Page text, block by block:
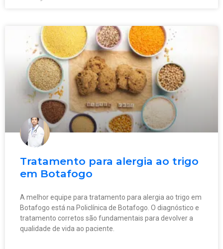
Tratamento para alergia ao trigo
em Botafogo
A melhor equipe para tratamento para alergia ao trigo em
Botafogo está na Policlínica de Botafogo. O diagnóstico e
tratamento corretos são fundamentais para devolver a
qualidade de vida ao paciente.